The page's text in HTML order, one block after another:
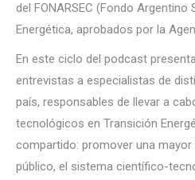
del FONARSEC (Fondo
Energética, aprobados por la
En este ciclo del podcast
entrevistas a especialistas de
país, responsables de llevar a
tecnológicos en Transición
compartido: promover una
público, el sistema científico-